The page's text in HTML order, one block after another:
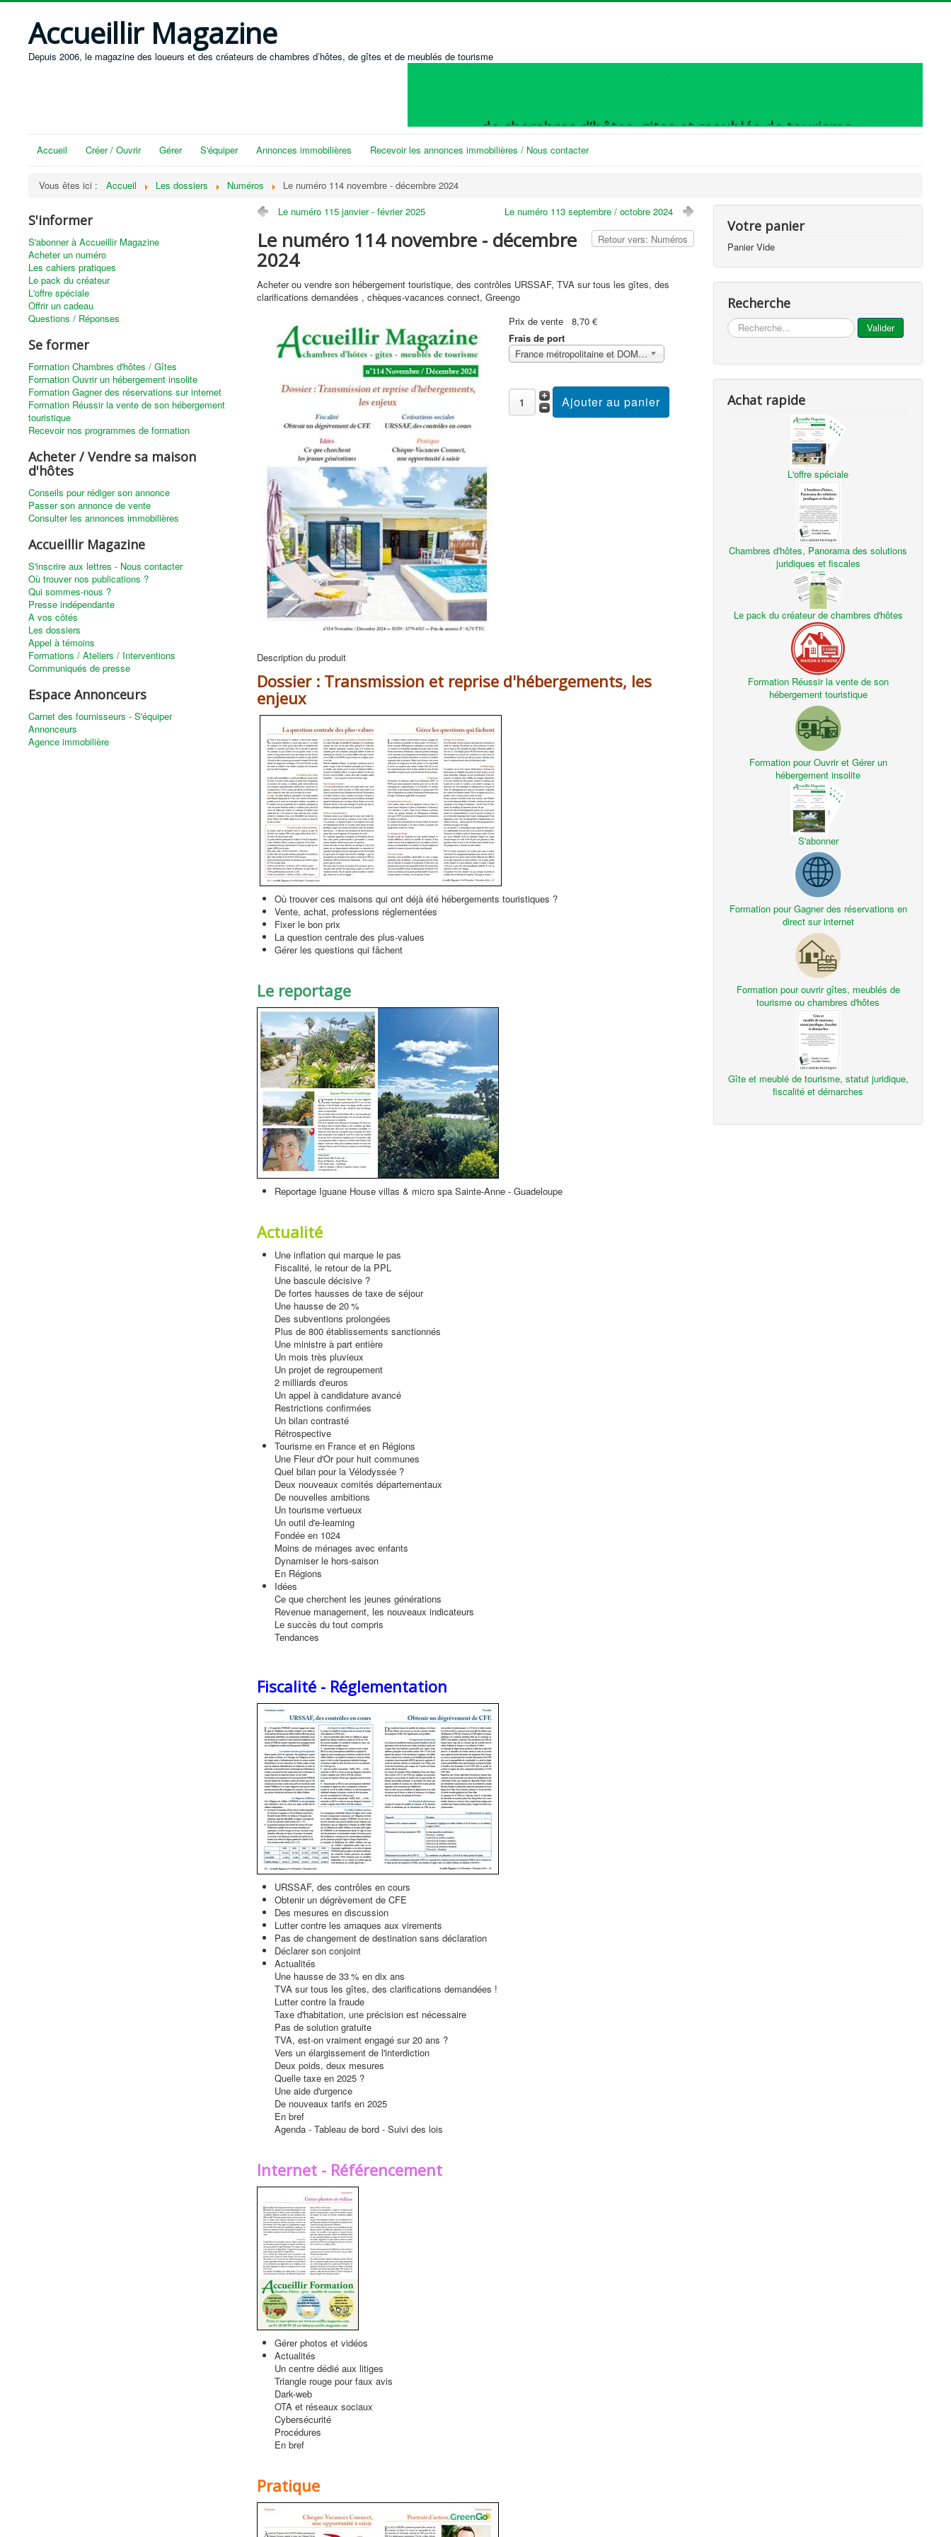
Accueillir Magazine
Depuis 2006, le magazine des loueurs et des créateurs de chambres d’hôtes, de gîtes et de meublés de tourisme
Accueil Créer / Ouvrir Gérer S'équiper Annonces immobilières Recevoir les annonces immobilières / Nous contacter
Vous êtes ici : Accueil Les dossiers Numéros Le numéro 114 novembre - décembre 2024
S'informer
S'abonner à Accueillir Magazine
Acheter un numéro
Les cahiers pratiques
Le pack du créateur
L'offre spéciale
Offrir un cadeau
Questions / Réponses
Se former
Formation Chambres d'hôtes / Gîtes
Formation Ouvrir un hébergement insolite
Formation Gagner des réservations sur internet
Formation Réussir la vente de son hébergement
touristique
Recevoir nos programmes de formation
Acheter / Vendre sa maison
d'hôtes
Conseils pour rédiger son annonce
Passer son annonce de vente
Consulter les annonces immobilières
Accueillir Magazine
S'inscrire aux lettres - Nous contacter
Où trouver nos publications ?
Qui sommes-nous ?
Presse indépendante
A vos côtés
Les dossiers
Appel à témoins
Formations / Ateliers / Interventions
Communiqués de presse
Espace Annonceurs
Carnet des fournisseurs - S'équiper
Annonceurs
Agence immobilière
Le numéro 115 janvier - février 2025 Le numéro 113 septembre / octobre 2024
Retour vers: Numéros
Le numéro 114 novembre - décembre
2024
Acheter ou vendre son hébergement touristique, des contrôles URSSAF, TVA sur tous les gîtes, des
clarifications demandées , chèques-vacances connect, Greengo
Prix ​​de vente
8,70 €
Frais de port
France métropolitaine et DOM Sans surcoût
Description du produit
Dossier : Transmission et reprise d'hébergements, les
enjeux
Où trouver ces maisons qui ont déjà été hébergements touristiques ?
Vente, achat, professions réglementées
Fixer le bon prix
La question centrale des plus-values
Gérer les questions qui fâchent
Le reportage
Reportage Iguane House villas & micro spa Sainte-Anne - Guadeloupe
Actualité
Une inflation qui marque le pas
Fiscalité, le retour de la PPL
Une bascule décisive ?
De fortes hausses de taxe de séjour
Une hausse de 20 %
Des subventions prolongées
Plus de 800 établissements sanctionnés
Une ministre à part entière
Un mois très pluvieux
Un projet de regroupement
2 milliards d'euros
Un appel à candidature avancé
Restrictions confirmées
Un bilan contrasté
Rétrospective
Tourisme en France et en Régions
Une Fleur d'Or pour huit communes
Quel bilan pour la Vélodyssée ?
Deux nouveaux comités départementaux
De nouvelles ambitions
Un tourisme vertueux
Un outil d'e-learning
Fondée en 1024
Moins de ménages avec enfants
Dynamiser le hors-saison
En Régions
Idées
Ce que cherchent les jeunes générations
Revenue management, les nouveaux indicateurs
Le succès du tout compris
Tendances
Fiscalité - Réglementation
URSSAF, des contrôles en cours
Obtenir un dégrèvement de CFE
Des mesures en discussion
Lutter contre les arnaques aux virements
Pas de changement de destination sans déclaration
Déclarer son conjoint
Actualités
Une hausse de 33 % en dix ans
TVA sur tous les gîtes, des clarifications demandées !
Lutter contre la fraude
Taxe d'habitation, une précision est nécessaire
Pas de solution gratuite
TVA, est-on vraiment engagé sur 20 ans ?
Vers un élargissement de l'interdiction
Deux poids, deux mesures
Quelle taxe en 2025 ?
Une aide d'urgence
De nouveaux tarifs en 2025
En bref
Agenda - Tableau de bord - Suivi des lois
Internet - Référencement
Gérer photos et vidéos
Actualités
Un centre dédié aux litiges
Triangle rouge pour faux avis
Dark-web
OTA et réseaux sociaux
Cybersécurité
Procédures
En bref
Pratique
Votre panier
Panier Vide
Recherche
... Valider
Achat rapide
L'offre spéciale
Chambres d'hôtes, Panorama des solutions
juridiques et fiscales
Le pack du créateur de chambres d'hôtes
Formation Réussir la vente de son
hébergement touristique
Formation pour Ouvrir et Gérer un
hébergement insolite
S'abonner
Formation pour Gagner des réservations en
direct sur internet
Formation pour ouvrir gîtes, meublés de
tourisme ou chambres d'hôtes
Gîte et meublé de tourisme, statut juridique,
fiscalité et démarches